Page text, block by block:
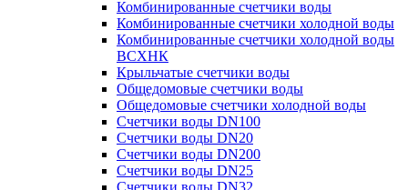
Комбинированные счетчики воды
Комбинированные счетчики холодной воды
Комбинированные счетчики холодной воды
ВСХНК
Крыльчатые счетчики воды
Общедомовые счетчики воды
Общедомовые счетчики холодной воды
Счетчики воды DN100
Счетчики воды DN20
Счетчики воды DN200
Счетчики воды DN25
Счетчики воды DN32